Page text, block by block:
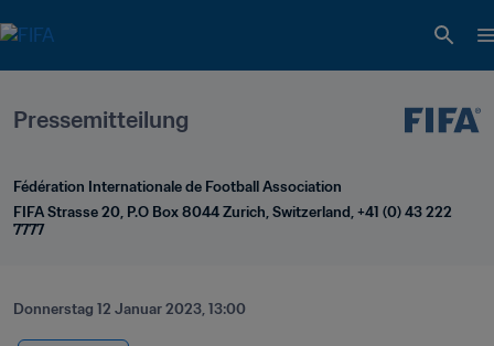
Pressemitteilung
Fédération Internationale de Football Association
FIFA Strasse 20, P.O Box 8044 Zurich, Switzerland, +41 (0) 43 222
7777
Donnerstag 12 Januar 2023, 13:00